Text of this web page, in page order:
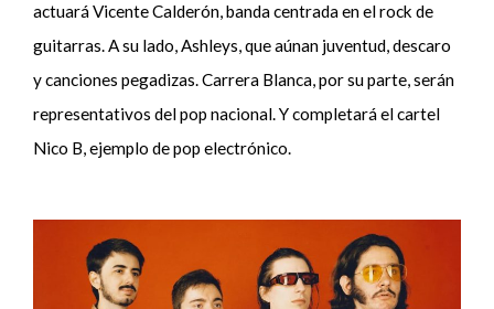
actuará Vicente Calderón, banda centrada en el rock de
guitarras. A su lado, Ashleys, que aúnan juventud, descaro
y canciones pegadizas. Carrera Blanca, por su parte, serán
representativos del pop nacional. Y completará el cartel
Nico B, ejemplo de pop electrónico.